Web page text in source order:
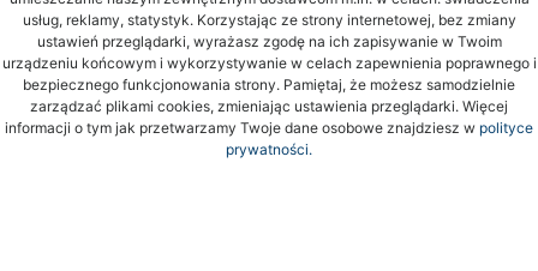
usług, reklamy, statystyk. Korzystając ze strony internetowej, bez zmiany
ustawień przeglądarki, wyrażasz zgodę na ich zapisywanie w Twoim
urządzeniu końcowym i wykorzystywanie w celach zapewnienia poprawnego i
bezpiecznego funkcjonowania strony. Pamiętaj, że możesz samodzielnie
zarządzać plikami cookies, zmieniając ustawienia przeglądarki. Więcej
informacji o tym jak przetwarzamy Twoje dane osobowe znajdziesz w polityce
prywatności.